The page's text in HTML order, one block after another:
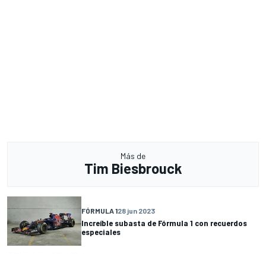
Más de
Tim Biesbrouck
FÓRMULA 128 jun 2023
Increíble subasta de Fórmula 1 con recuerdos
especiales